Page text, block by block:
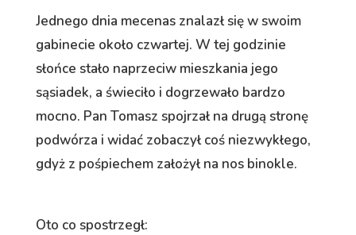
Jednego dnia mecenas znalazł się w swoim
gabinecie około czwartej. W tej godzinie
słońce stało naprzeciw mieszkania jego
sąsiadek, a świeciło i dogrzewało bardzo
mocno. Pan Tomasz spojrzał na drugą stronę
podwórza i widać zobaczył coś niezwykłego,
gdyż z pośpiechem założył na nos binokle.
Oto co spostrzegł: